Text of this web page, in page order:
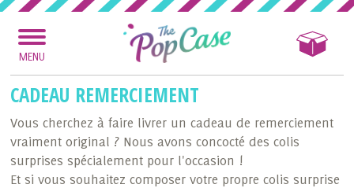
MENU
CADEAU REMERCIEMENT
Vous cherchez à faire livrer un cadeau de remerciement
vraiment original ? Nous avons concocté des colis
surprises spécialement pour l'occasion !
Et si vous souhaitez composer votre propre colis surprise